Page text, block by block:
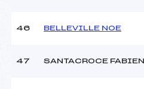
46 BELLEVILLE NOE
47 SANTACROCE FABIEN